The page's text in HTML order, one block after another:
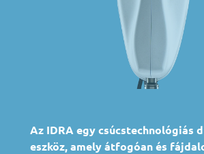
Az IDRA egy csúcstechnológiás
eszköz, amely átfogóan és